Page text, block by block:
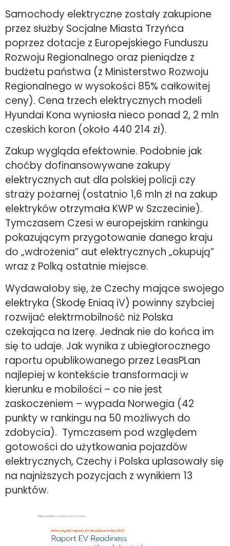
Samochody elektryczne zostały zakupione
przez służby Socjalne Miasta Trzyńca
poprzez dotacje z Europejskiego Funduszu
Rozwoju Regionalnego oraz pieniądze z
budżetu państwa (z Ministerstwo Rozwoju
Regionalnego w wysokości 85% całkowitej
ceny). Cena trzech elektrycznych modeli
Hyundai Kona wyniosła nieco ponad 2, 2 mln
czeskich koron (około 440 214 zł).
Zakup wygląda efektownie. Podobnie jak
choćby dofinansowywane zakupy
elektrycznych aut dla polskiej policji czy
straży pożarnej (ostatnio 1,6 mln zł na zakup
elektryków otrzymała KWP w Szczecinie).
Tymczasem Czesi w europejskim rankingu
pokazującym przygotowanie danego kraju
do „wdrożenia” aut elektrycznych „okupują”
wraz z Polką ostatnie miejsce.
Wydawałoby się, że Czechy mające swojego
elektryka (Skodę Eniaq iV) powinny szybciej
rozwijać elektrmobilność niż Polska
czekająca na Izerę. Jednak nie do końca im
się to udaje. Jak wynika z ubiegłorocznego
raportu opublikowanego przez LeasPLan
najlepiej w kontekście transformacji w
kierunku e mobilości – co nie jest
zaskoczeniem – wypada Norwegia (42
punkty w rankingu na 50 możliwych do
zdobycia). Tymczasem pod względem
gotowości do użytkowania pojazdów
elektrycznych, Czechy i Polska uplasowały się
na najniższych pozycjach z wynikiem 13
punktów.